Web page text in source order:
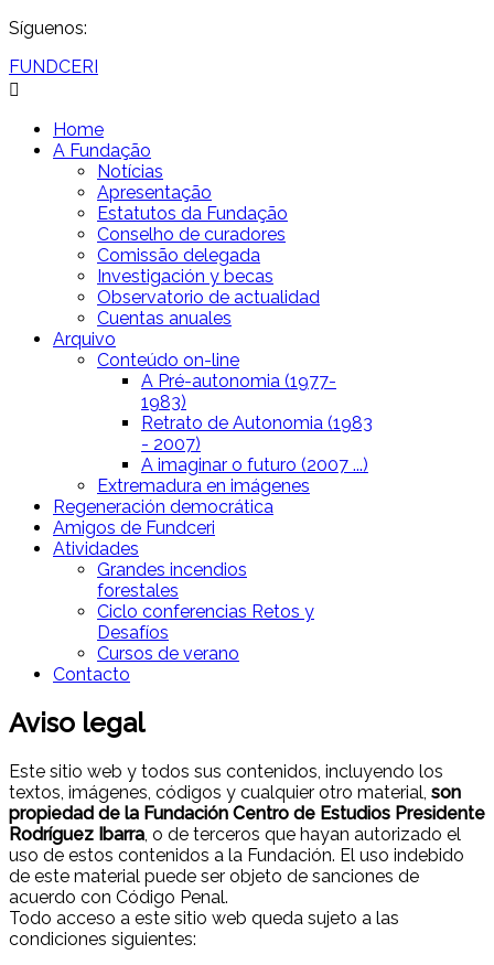
Síguenos:
FUNDCERI
Home
A Fundação
Notícias
Apresentação
Estatutos da Fundação
Conselho de curadores
Comissão delegada
Investigación y becas
Observatorio de actualidad
Cuentas anuales
Arquivo
Conteúdo on-line
A Pré-autonomia (1977-
1983)
Retrato de Autonomia (1983
- 2007)
A imaginar o futuro (2007 ...)
Extremadura en imágenes
Regeneración democrática
Amigos de Fundceri
Atividades
Grandes incendios
forestales
Ciclo conferencias Retos y
Desafíos
Cursos de verano
Contacto
Aviso legal
Este sitio web y todos sus contenidos, incluyendo los
textos, imágenes, códigos y cualquier otro material, son
propiedad de la Fundación Centro de Estudios Presidente
Rodríguez Ibarra, o de terceros que hayan autorizado el
uso de estos contenidos a la Fundación. El uso indebido
de este material puede ser objeto de sanciones de
acuerdo con Código Penal.
Todo acceso a este sitio web queda sujeto a las
condiciones siguientes: